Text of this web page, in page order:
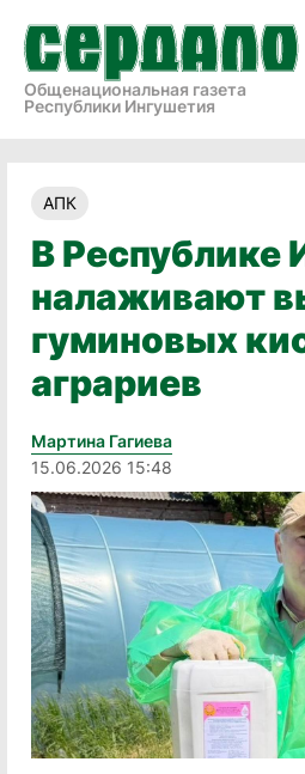
Общенациональная газета
Республики Ингушетия
АПК
В Республике
налаживают
гуминовых
аграриев
Мартина Гагиева
15.06.2026 15:48